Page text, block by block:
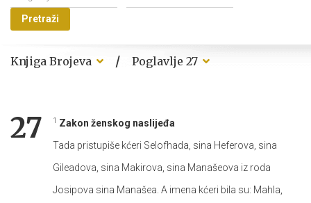
Pretraži
Knjiga Brojeva / Poglavlje 27
27 1 Zakon ženskog naslijeđa
Tada pristupiše kćeri Selofhada, sina Heferova, sina
Gileadova, sina Makirova, sina Manašeova iz roda
Josipova sina Manašea. A imena kćeri bila su: Mahla,